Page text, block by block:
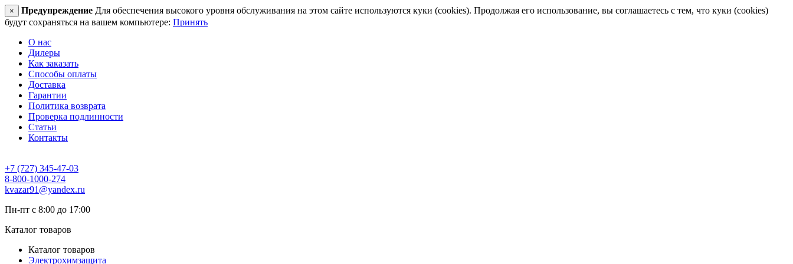
× Предупреждение Для обеспечения высокого уровня обслуживания на этом сайте используются куки (cookies). Продолжая его использование, вы соглашаетесь с тем, что куки (cookies)
будут сохраняться на вашем компьютере: Принять
О нас
Дилеры
Как заказать
Способы оплаты
Доставка
Гарантии
Политика возврата
Проверка подлинности
Статьи
Контакты
+7 (727) 345-47-03
8-800-1000-274
kvazar91@yandex.ru
Пн-пт с 8:00 до 17:00
Каталог товаров
Каталог товаров
Электрохимзащита